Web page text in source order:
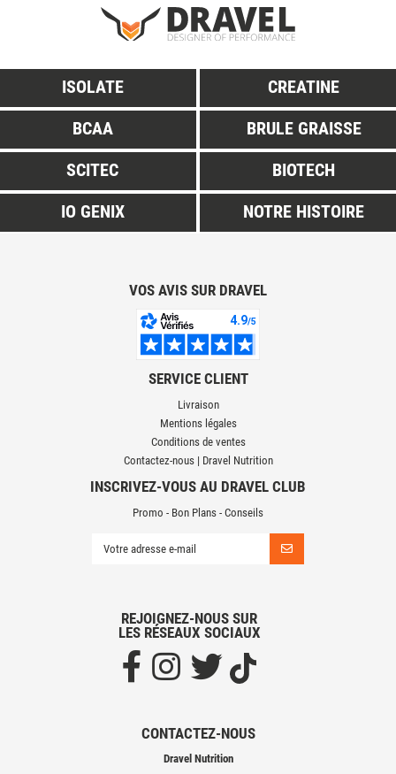
ISOLATE
CREATINE
BCAA
BRULE GRAISSE
SCITEC
BIOTECH
IO GENIX
NOTRE HISTOIRE
VOS AVIS SUR DRAVEL
SERVICE CLIENT
Livraison
Mentions légales
Conditions de ventes
Contactez-nous | Dravel Nutrition
CONTACTEZ-NOUS
Dravel Nutrition
INSCRIVEZ-VOUS AU DRAVEL CLUB
Promo - Bon Plans - Conseils
REJOIGNEZ-NOUS SUR
LES RÉSEAUX SOCIAUX